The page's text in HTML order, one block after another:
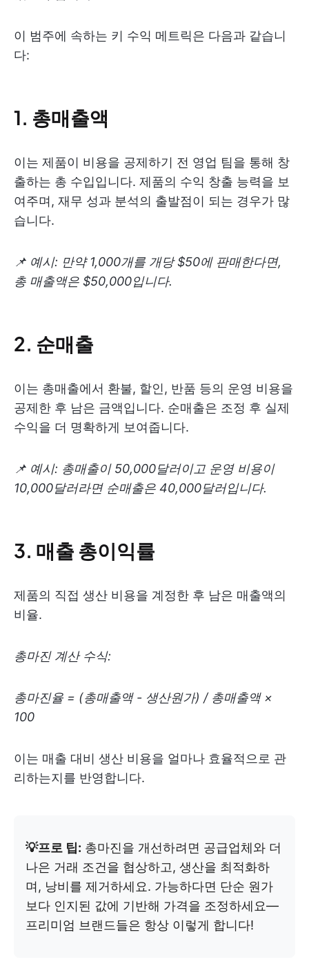
이 범주에 속하는 키 수익 메트릭은 다음과 같습니
다:
1. 총매출액
이는 제품이 비용을 공제하기 전 영업 팀을 통해 창
출하는 총 수입입니다. 제품의 수익 창출 능력을 보
여주며, 재무 성과 분석의 출발점이 되는 경우가 많
습니다.
📌 예시: 만약 1,000개를 개당 $50에 판매한다면,
총 매출액은 $50,000입니다.
2. 순매출
이는 총매출에서 환불, 할인, 반품 등의 운영 비용을
공제한 후 남은 금액입니다. 순매출은 조정 후 실제
수익을 더 명확하게 보여줍니다.
📌 예시: 총매출이 50,000달러이고 운영 비용이
10,000달러라면 순매출은 40,000달러입니다.
3. 매출 총이익률
제품의 직접 생산 비용을 계정한 후 남은 매출액의
비율.
총마진 계산 수식:
총마진율 = (총매출액 - 생산원가) / 총매출액 ×
100
이는 매출 대비 생산 비용을 얼마나 효율적으로 관
리하는지를 반영합니다.
💡프로 팁: 총마진을 개선하려면 공급업체와 더
나은 거래 조건을 협상하고, 생산을 최적화하
며, 낭비를 제거하세요. 가능하다면 단순 원가
보다 인지된 값에 기반해 가격을 조정하세요—
프리미엄 브랜드들은 항상 이렇게 합니다!